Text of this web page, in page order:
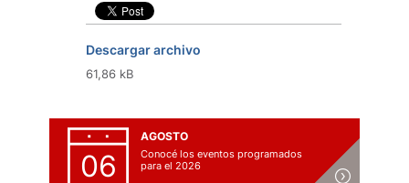
Descargar archivo
61,86 kB
06
AGOSTO
Conocé los eventos programados
para el 2026